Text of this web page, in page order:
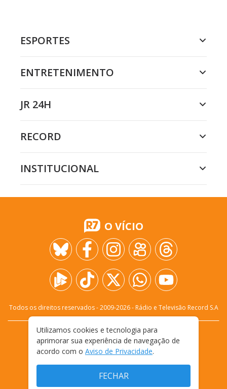
ESPORTES
ENTRETENIMENTO
JR 24H
RECORD
INSTITUCIONAL
O VÍCIO
Todos os direitos reservados - 2009-2026- Rádio e Televisão Record S.A
FALE CONOSCO
PRIVACIDADE
TERMOS E CONDIÇÕES DE USO
Utilizamos cookies e tecnologia para
aprimorar sua experiência de navegação de
acordo com o Aviso de Privacidade.
FECHAR